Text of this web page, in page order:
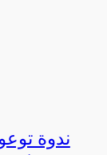
ندوة